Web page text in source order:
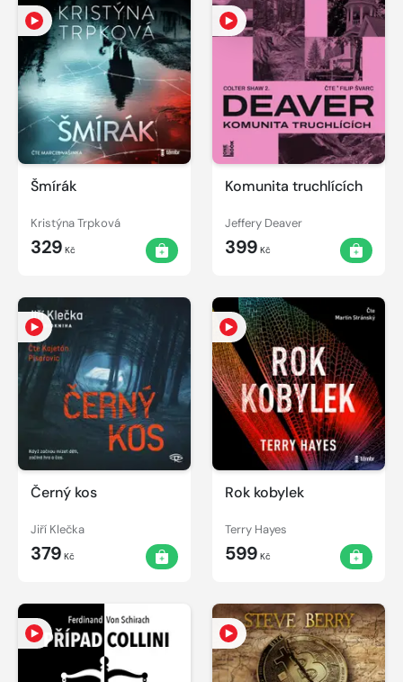
Šmírák
Kristýna Trpková
329 Kč
Komunita truchlících
Jeffery Deaver
399 Kč
Černý kos
Jiří Klečka
379 Kč
Rok kobylek
Terry Hayes
599 Kč